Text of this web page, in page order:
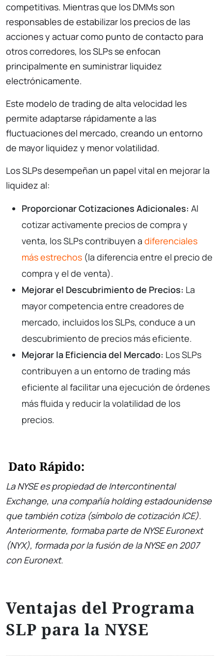
competitivas. Mientras que los DMMs son
responsables de estabilizar los precios de las
acciones y actuar como punto de contacto para
otros corredores, los SLPs se enfocan
principalmente en suministrar liquidez
electrónicamente.
Este modelo de trading de alta velocidad les
permite adaptarse rápidamente a las
fluctuaciones del mercado, creando un entorno
de mayor liquidez y menor volatilidad.
Los SLPs desempeñan un papel vital en mejorar la
liquidez al:
Proporcionar Cotizaciones Adicionales: Al
cotizar activamente precios de compra y
venta, los SLPs contribuyen a diferenciales
más estrechos (la diferencia entre el precio de
compra y el de venta).
Mejorar el Descubrimiento de Precios: La
mayor competencia entre creadores de
mercado, incluidos los SLPs, conduce a un
descubrimiento de precios más eficiente.
Mejorar la Eficiencia del Mercado: Los SLPs
contribuyen a un entorno de trading más
eficiente al facilitar una ejecución de órdenes
más fluida y reducir la volatilidad de los
precios.
Dato Rápido:
La NYSE es propiedad de Intercontinental
Exchange, una compañía holding estadounidense
que también cotiza (símbolo de cotización ICE).
Anteriormente, formaba parte de NYSE Euronext
(NYX), formada por la fusión de la NYSE en 2007
con Euronext.
Ventajas del Programa
SLP para la NYSE